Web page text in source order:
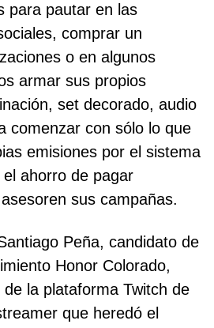
para pautar en las
comprar un
o en algunos
armar sus propios
set decorado, audio
comenzar con sólo lo que
emisiones por el sistema
ahorro de pagar
sus campañas.
Peña, candidato de
Honor Colorado,
la plataforma Twitch de
que heredó el